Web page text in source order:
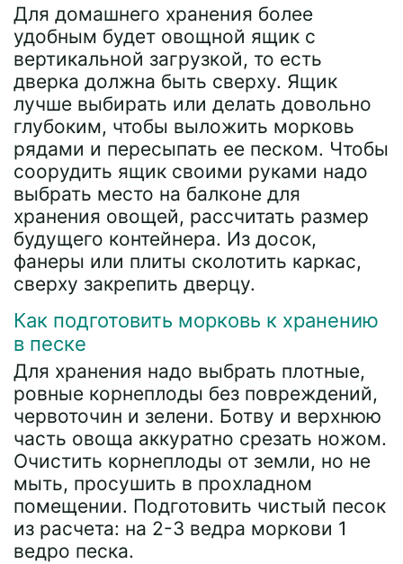
Для домашнего хранения более
удобным будет овощной ящик с
вертикальной загрузкой, то есть
дверка должна быть сверху. Ящик
лучше выбирать или делать довольно
глубоким, чтобы выложить морковь
рядами и пересыпать ее песком. Чтобы
соорудить ящик своими руками надо
выбрать место на балконе для
хранения овощей, рассчитать размер
будущего контейнера. Из досок,
фанеры или плиты сколотить каркас,
сверху закрепить дверцу.
Как подготовить морковь к хранению
в песке
Для хранения надо выбрать плотные,
ровные корнеплоды без повреждений,
червоточин и зелени. Ботву и верхнюю
часть овоща аккуратно срезать ножом.
Очистить корнеплоды от земли, но не
мыть, просушить в прохладном
помещении. Подготовить чистый песок
из расчета: на 2-3 ведра моркови 1
ведро песка.